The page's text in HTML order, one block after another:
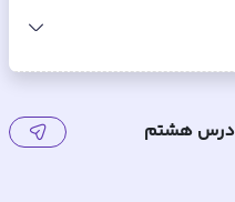
درس هشتم